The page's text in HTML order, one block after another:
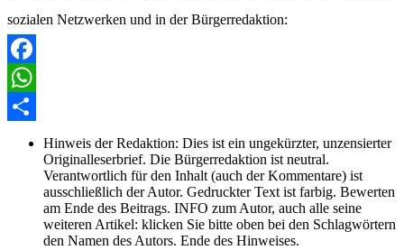
sozialen Netzwerken und in der Bürgerredaktion:
Facebook
WhatsApp
Hinweis der Redaktion: Dies ist ein ungekürzter, unzensierter
Originalleserbrief. Die Bürgerredaktion ist neutral.
Verantwortlich für den Inhalt (auch der Kommentare) ist
ausschließlich der Autor. Gedruckter Text ist farbig. Bewerten
am Ende des Beitrags. INFO zum Autor, auch alle seine
weiteren Artikel: klicken Sie bitte oben bei den Schlagwörtern
den Namen des Autors. Ende des Hinweises.